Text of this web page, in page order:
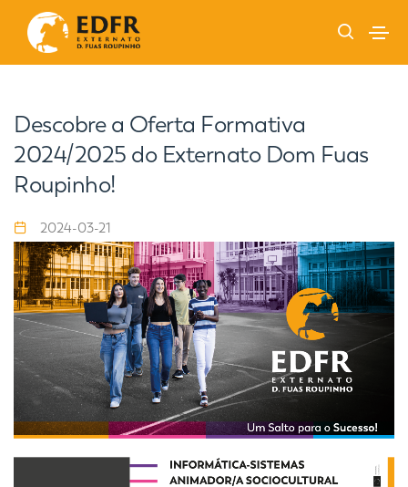
Descobre a Oferta Formativa
2024/2025 do Externato Dom Fuas
Roupinho!
2024-03-21